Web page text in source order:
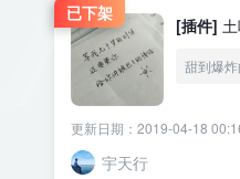
已下架
[插件]
甜到爆
更新日期：2019-04-18
宇天行